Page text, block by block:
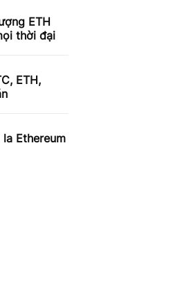
ETH
thời đại
ETH,
Ethereum